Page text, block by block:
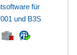
für
und B3S